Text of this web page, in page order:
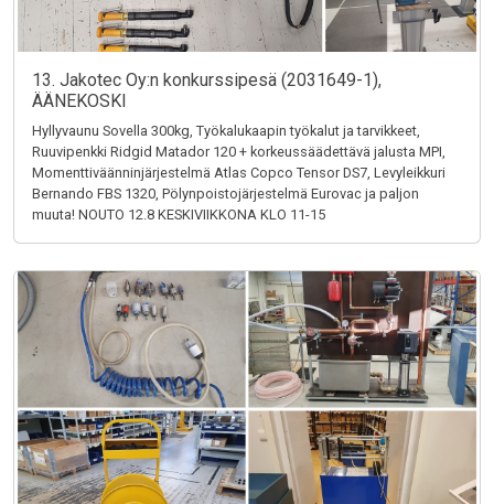
13. Jakotec Oy:n konkurssipesä (2031649-1),
ÄÄNEKOSKI
Hyllyvaunu Sovella 300kg, Työkalukaapin työkalut ja tarvikkeet,
Ruuvipenkki Ridgid Matador 120 + korkeussäädettävä jalusta MPI,
Momenttiväänninjärjestelmä Atlas Copco Tensor DS7, Levyleikkuri
Bernando FBS 1320, Pölynpoistojärjestelmä Eurovac ja paljon
muuta! NOUTO 12.8 KESKIVIIKKONA KLO 11-15